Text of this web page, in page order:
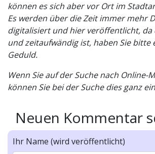
können es sich aber vor Ort im
Es werden über die Zeit immer mehr
digitalisiert und hier veröffentlicht, da
und zeitaufwändig ist, haben Sie bitte
Geduld.
Wenn Sie auf der Suche nach Online-
können Sie bei der Suche dies ganz
Neuen Kommentar
Ihr Name (wird veröffentlicht)